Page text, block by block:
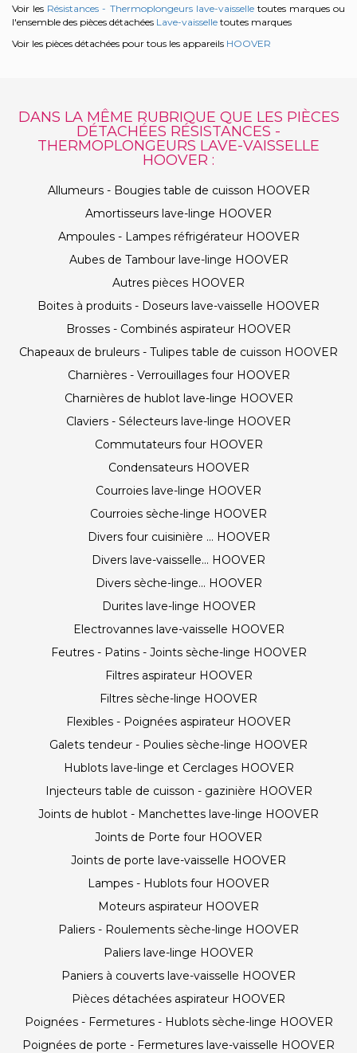
Voir les Résistances - Thermoplongeurs lave-vaisselletoutes marques ou
l'ensemble des pièces détachées Lave-vaisselle toutes marques
Voir les pièces détachées pour tous les appareils HOOVER
DANS LA MÊME RUBRIQUE QUE LES PIÈCES
DÉTACHÉES RÉSISTANCES -
THERMOPLONGEURS LAVE-VAISSELLE
HOOVER :
Allumeurs - Bougies table de cuisson HOOVER
Amortisseurs lave-linge HOOVER
Ampoules - Lampes réfrigérateur HOOVER
Aubes de Tambour lave-linge HOOVER
Autres pièces HOOVER
Boites à produits - Doseurs lave-vaisselle HOOVER
Brosses - Combinés aspirateur HOOVER
Chapeaux de bruleurs - Tulipes table de cuisson HOOVER
Charnières - Verrouillages four HOOVER
Charnières de hublot lave-linge HOOVER
Claviers - Sélecteurs lave-linge HOOVER
Commutateurs four HOOVER
Condensateurs HOOVER
Courroies lave-linge HOOVER
Courroies sèche-linge HOOVER
Divers four cuisinière ... HOOVER
Divers lave-vaisselle... HOOVER
Divers sèche-linge... HOOVER
Durites lave-linge HOOVER
Electrovannes lave-vaisselle HOOVER
Feutres - Patins - Joints sèche-linge HOOVER
Filtres aspirateur HOOVER
Filtres sèche-linge HOOVER
Flexibles - Poignées aspirateur HOOVER
Galets tendeur - Poulies sèche-linge HOOVER
Hublots lave-linge et Cerclages HOOVER
Injecteurs table de cuisson - gazinière HOOVER
Joints de hublot - Manchettes lave-linge HOOVER
Joints de Porte four HOOVER
Joints de porte lave-vaisselle HOOVER
Lampes - Hublots four HOOVER
Moteurs aspirateur HOOVER
Paliers - Roulements sèche-linge HOOVER
Paliers lave-linge HOOVER
Paniers à couverts lave-vaisselle HOOVER
Pièces détachées aspirateur HOOVER
Poignées - Fermetures - Hublots sèche-linge HOOVER
Poignées de porte - Fermetures lave-vaisselle HOOVER